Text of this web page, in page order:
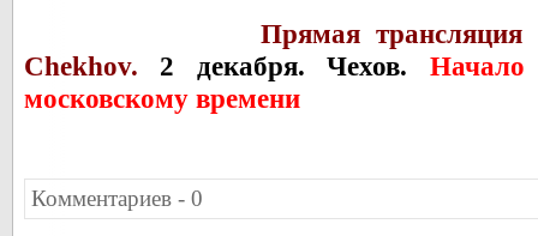
Прямая
Chekhov. 2 декабря. Чехов.
московскому времени
Комментариев - 0